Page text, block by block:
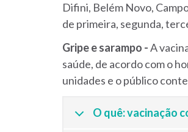
Difini, Belém Novo,
de primeira, segunda,
Gripe e sarampo -A
saúde, de acordo com o
unidades e o público
O quê: vacinação